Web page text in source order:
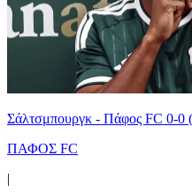
Σάλτσμπουργκ - Πάφος FC 0-0
ΠΑΦΟΣ FC
|